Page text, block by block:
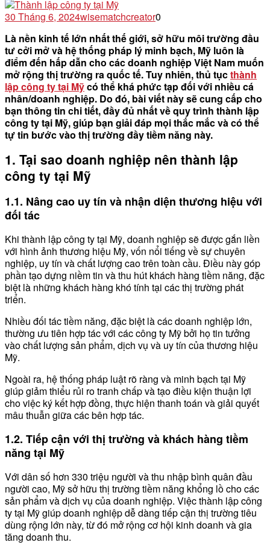
30 Tháng 6, 2024wisematchcreator0
Là nền kinh tế lớn nhất thế giới, sở hữu môi trường đầu
tư cởi mở và hệ thống pháp lý minh bạch, Mỹ luôn là
điểm đến hấp dẫn cho các doanh nghiệp Việt Nam muốn
mở rộng thị trường ra quốc tế. Tuy nhiên, thủ tụcthành
lập công ty tại Mỹcó thể khá phức tạp đối với nhiều cá
nhân/doanh nghiệp. Do đó, bài viết này sẽ cung cấp cho
bạn thông tin chi tiết, đầy đủ nhất về quy trình thành lập
công ty tại Mỹ, giúp bạn giải đáp mọi thắc mắc và có thể
tự tin bước vào thị trường đầy tiềm năng này.
1. Tại sao doanh nghiệp nên thành lập
công ty tại Mỹ
1.1. Nâng cao uy tín và nhận diện thương hiệu với
đối tác
Khi thành lập công ty tại Mỹ, doanh nghiệp sẽ được gắn liền
với hình ảnh thương hiệu Mỹ, vốn nổi tiếng về sự chuyên
nghiệp, uy tín và chất lượng cao trên toàn cầu. Điều này góp
phần tạo dựng niềm tin và thu hút khách hàng tiềm năng, đặc
biệt là những khách hàng khó tính tại các thị trường phát
triển.
Nhiều đối tác tiềm năng, đặc biệt là các doanh nghiệp lớn,
thường ưu tiên hợp tác với các công ty Mỹ bởi họ tin tưởng
vào chất lượng sản phẩm, dịch vụ và uy tín của thương hiệu
Mỹ.
Ngoài ra, hệ thống pháp luật rõ ràng và minh bạch tại Mỹ
giúp giảm thiểu rủi ro tranh chấp và tạo điều kiện thuận lợi
cho việc ký kết hợp đồng, thực hiện thanh toán và giải quyết
mâu thuẫn giữa các bên hợp tác.
1.2. Tiếp cận với thị trường và khách hàng tiềm
năng tại Mỹ
Với dân số hơn 330 triệu người và thu nhập bình quân đầu
người cao, Mỹ sở hữu thị trường tiềm năng khổng lồ cho các
sản phẩm và dịch vụ của doanh nghiệp. Việc thành lập công
ty tại Mỹ giúp doanh nghiệp dễ dàng tiếp cận thị trường tiêu
dùng rộng lớn này, từ đó mở rộng cơ hội kinh doanh và gia
tăng doanh thu.